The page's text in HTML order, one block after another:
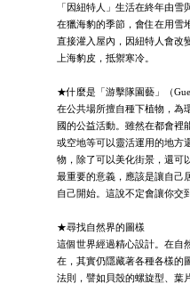
「因紐特人」生活在終年由
在獵海豹的季節，會住在用雪
直接灌入屋內，因紐特人會改
上海豹皮，抵禦寒冷。
★什麼是「游擊隊園藝」（
在公共場所擅自種下植物，為
國的公益活動。雖然在都會裡
或空地等可以靈活運用的地方
物，除了可以美化街景，還可
最重要的意義，應該是讓自己
自己開始。這說不定會讓你交
★尋找自然界的圖樣
這個世界經過精心設計。在自
在，其實仍隱藏著各種各樣的
法則，譬如貝殼的螺旋型、葉